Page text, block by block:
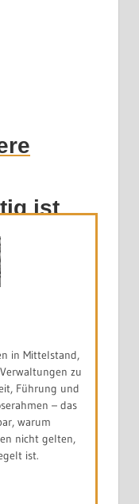
ist
in Mittelstand,
zu
Führung und
– das
warum
nicht gelten,
ist.